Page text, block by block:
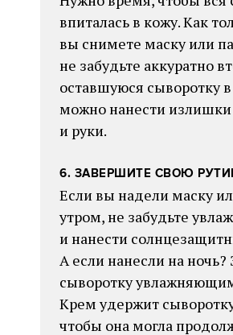
впиталась в кожу. Как
вы снимете маску или
не забудьте аккуратно
оставшуюся сыворотку
можно нанести
и руки.
6. ЗАВЕРШИТЕ СВОЮ
Если вы надели маску
утром, не забудьте
и нанести
А если нанесли на ночь?
сыворотку
Крем удержит
чтобы она могла